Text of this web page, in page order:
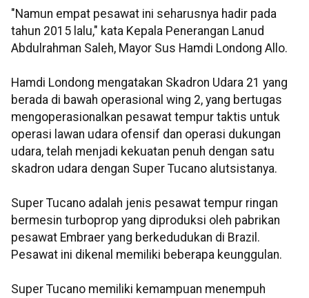
"Namun empat pesawat ini seharusnya hadir pada
tahun 2015 lalu," kata Kepala Penerangan Lanud
Abdulrahman Saleh, Mayor Sus Hamdi Londong Allo.
Hamdi Londong mengatakan Skadron Udara 21 yang
berada di bawah operasional wing 2, yang bertugas
mengoperasionalkan pesawat tempur taktis untuk
operasi lawan udara ofensif dan operasi dukungan
udara, telah menjadi kekuatan penuh dengan satu
skadron udara dengan Super Tucano alutsistanya.
Super Tucano adalah jenis pesawat tempur ringan
bermesin turboprop yang diproduksi oleh pabrikan
pesawat Embraer yang berkedudukan di Brazil.
Pesawat ini dikenal memiliki beberapa keunggulan.
Super Tucano memiliki kemampuan menempuh